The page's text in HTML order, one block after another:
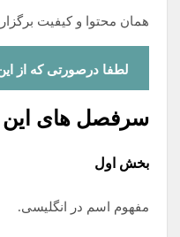
همان محتوا و کیفیت
لطفا درصورتی که از
سرفصل های
بخش اول
مفهوم اسم در انگلیسی.